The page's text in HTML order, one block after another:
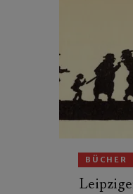
BÜCHER